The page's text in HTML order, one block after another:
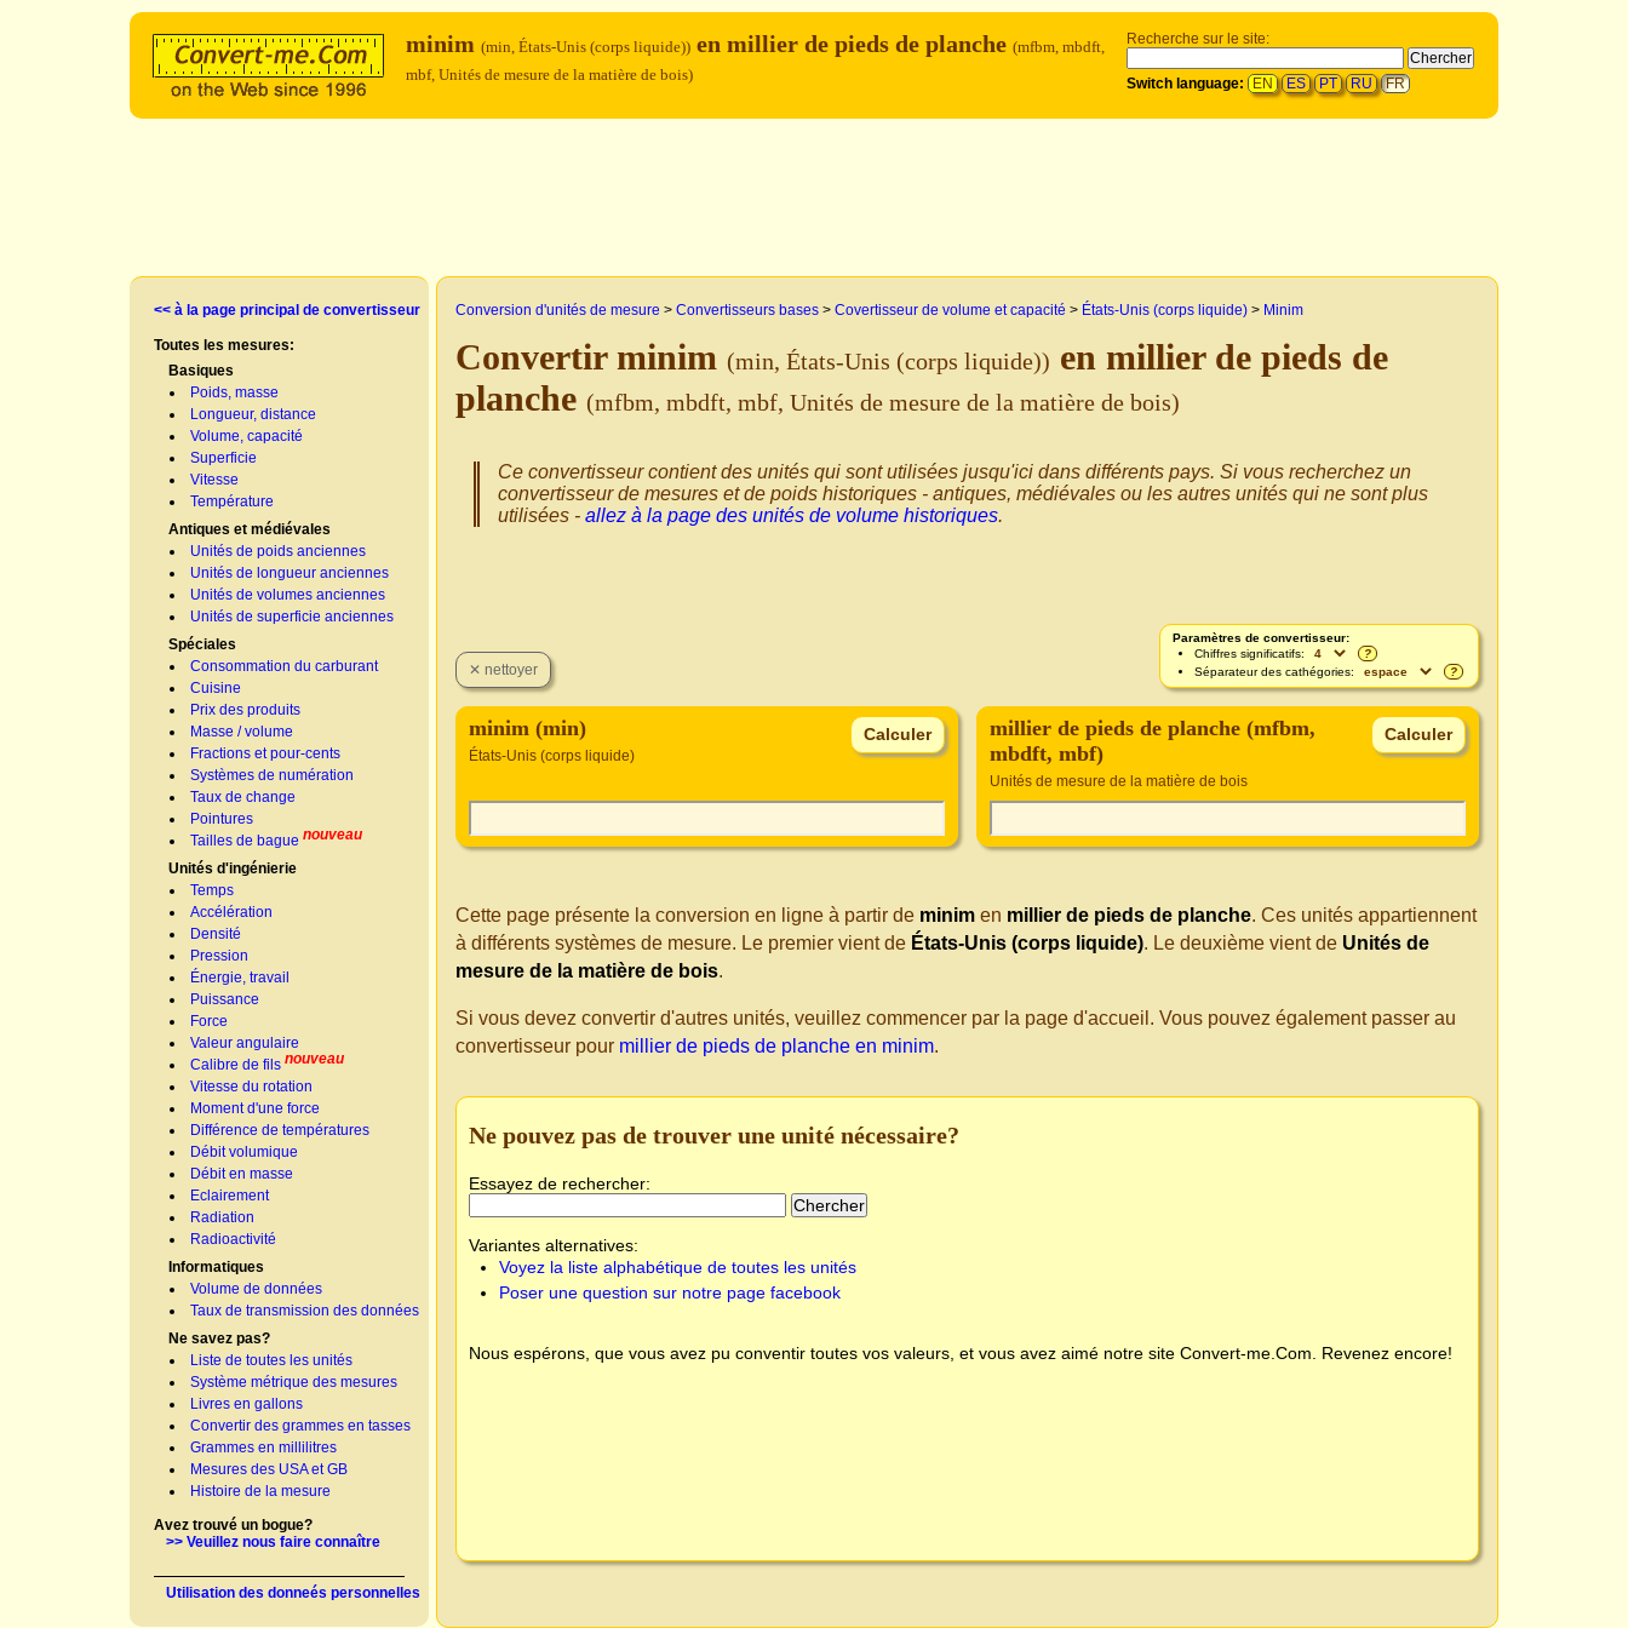
Recherche sur le site:
Switch language: EN ES PT RU FR
minim (min, États-Unis (corps liquide)) en millier de pieds de planche (mfbm, mbdft,
mbf, Unités de mesure de la matière de bois)
<< à la page principal de convertisseur
Toutes les mesures:
Basiques
Poids, masse
Longueur, distance
Volume, capacité
Superficie
Vitesse
Température
Antiques et médiévales
Unités de poids anciennes
Unités de longueur anciennes
Unités de volumes anciennes
Unités de superficie anciennes
Spéciales
Consommation du carburant
Cuisine
Prix des produits
Masse / volume
Fractions et pour-cents
Systèmes de numération
Taux de change
Pointures
Tailles de bague nouveau
Unités d'ingénierie
Temps
Accélération
Densité
Pression
Énergie, travail
Puissance
Force
Valeur angulaire
Calibre de fils nouveau
Vitesse du rotation
Moment d'une force
Différence de températures
Débit volumique
Débit en masse
Eclairement
Radiation
Radioactivité
Informatiques
Volume de données
Taux de transmission des données
Ne savez pas?
Liste de toutes les unités
Système métrique des mesures
Livres en gallons
Convertir des grammes en tasses
Grammes en millilitres
Mesures des USA et GB
Histoire de la mesure
Avez trouvé un bogue?
>> Veuillez nous faire connaître
Utilisation des donneés personnelles
Conversion d'unités de mesure > Convertisseurs bases > Covertisseur de volume et capacité > États-Unis (corps liquide) > Minim
Convertir minim (min, États-Unis (corps liquide)) en millier de pieds de
planche (mfbm, mbdft, mbf, Unités de mesure de la matière de bois)
Ce convertisseur contient des unités qui sont utilisées jusqu'ici dans différents pays. Si vous recherchez un
convertisseur de mesures et de poids historiques - antiques, médiévales ou les autres unités qui ne sont plus
utilisées - allez à la page des unités de volume historiques.
Paramètres de convertisseur:
Chiffres significatifs:
?
Séparateur des cathégories:
?
minim (min)
États-Unis (corps liquide)
millier de pieds de planche (mfbm,
mbdft, mbf)
Unités de mesure de la matière de bois
Cette page présente la conversion en ligne à partir de minim en millier de pieds de planche. Ces unités appartiennent
à différents systèmes de mesure. Le premier vient de États-Unis (corps liquide). Le deuxième vient de Unités de
mesure de la matière de bois.
Si vous devez convertir d'autres unités, veuillez commencer par la page d'accueil. Vous pouvez également passer au
convertisseur pour millier de pieds de planche en minim.
Ne pouvez pas de trouver une unité nécessaire?
Essayez de rechercher:
Variantes alternatives:
Voyez la liste alphabétique de toutes les unités
Poser une question sur notre page facebook
Nous espérons, que vous avez pu conventir toutes vos valeurs, et vous avez aimé notre site Convert-me.Com . Revenez encore!